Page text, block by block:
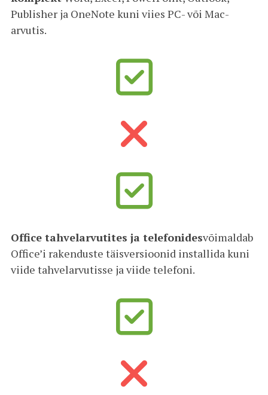
Publisher ja OneNote kuni viies PC- või Mac-
arvutis.
Office tahvelarvutites ja telefonidesvõimaldab
Office’i rakenduste täisversioonid installida kuni
viide tahvelarvutisse ja viide telefoni.